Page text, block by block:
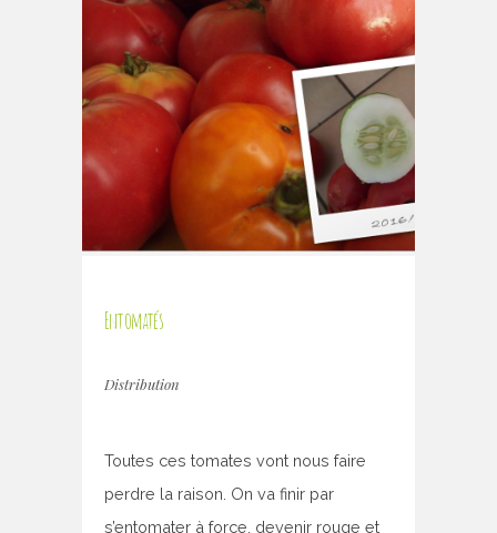
Entomatés
Distribution
Toutes ces tomates vont nous faire
perdre la raison. On va finir par
s’entomater à force, devenir rouge et